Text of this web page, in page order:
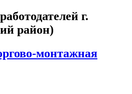
г.
район)
монтажная